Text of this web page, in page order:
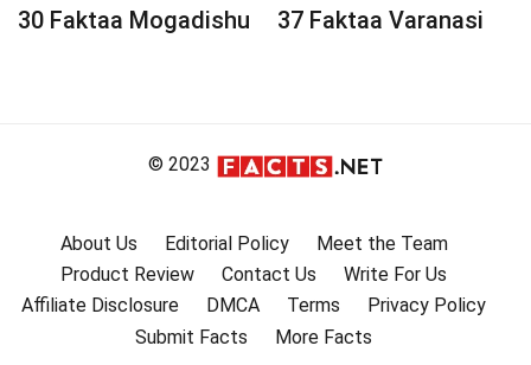
30 Faktaa Mogadishu 37 Faktaa Varanasi
© 2023
About Us Editorial Policy
Meet the Team
Product Review
Contact Us
Write For Us
Affiliate Disclosure
DMCA Terms
Privacy Policy
Submit Facts
More Facts